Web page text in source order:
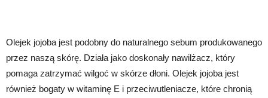
Olejek jojoba jest podobny do naturalnego sebum produkowanego
przez naszą skórę. Działa jako doskonały nawilżacz, który
pomaga zatrzymać wilgoć w skórze dłoni. Olejek jojoba jest
również bogaty w witaminę E i przeciwutleniacze, które chronią